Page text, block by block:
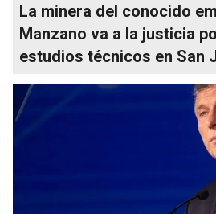
La minera del conocido
Manzano va a la justicia
estudios técnicos en San